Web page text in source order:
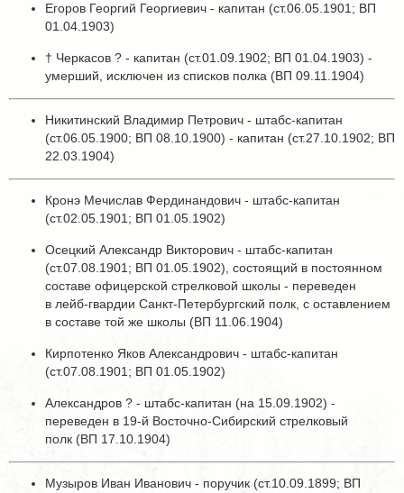
Егоров Георгий Георгиевич - капитан (ст.06.05.1901; ВП
01.04.1903)
† Черкасов ? - капитан (ст.01.09.1902; ВП 01.04.1903) -
умерший, исключен из списков полка (ВП 09.11.1904)
Никитинский Владимир Петрович - штабс-капитан
(ст.06.05.1900; ВП 08.10.1900) - капитан (ст.27.10.1902; ВП
22.03.1904)
Кронэ Мечислав Фердинандович - штабс-капитан
(ст.02.05.1901; ВП 01.05.1902)
Осецкий Александр Викторович - штабс-капитан
(ст.07.08.1901; ВП 01.05.1902), состоящий в постоянном
составе офицерской стрелковой школы - переведен
в лейб-гвардии Санкт-Петербургский полк, с оставлением
в составе той же школы (ВП 11.06.1904)
Кирпотенко Яков Александрович - штабс-капитан
(ст.07.08.1901; ВП 01.05.1902)
Александров ? - штабс-капитан (на 15.09.1902) -
переведен в 19-й Восточно-Сибирский стрелковый
полк (ВП 17.10.1904)
Музыров Иван Иванович - поручик (ст.10.09.1899; ВП